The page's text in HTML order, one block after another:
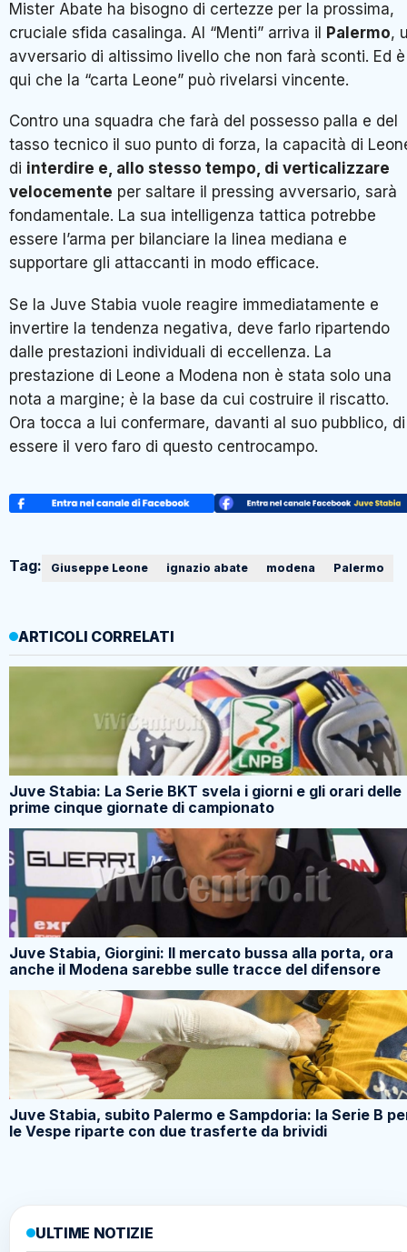
Mister Abate ha bisogno di certezze per la prossima,
cruciale sfida casalinga. Al “Menti” arriva il Palermo,
avversario di altissimo livello che non farà sconti. Ed è
qui che la “carta Leone” può rivelarsi vincente.
Contro una squadra che farà del possesso palla e del
tasso tecnico il suo punto di forza, la capacità di
di interdire e, allo stesso tempo, di verticalizzare
velocemente per saltare il pressing avversario, sarà
fondamentale. La sua intelligenza tattica potrebbe
essere l’arma per bilanciare la linea mediana e
supportare gli attaccanti in modo efficace.
Se la Juve Stabia vuole reagire immediatamente e
invertire la tendenza negativa, deve farlo ripartendo
dalle prestazioni individuali di eccellenza. La
prestazione di Leone a Modena non è stata solo una
nota a margine; è la base da cui costruire il riscatto.
Ora tocca a lui confermare, davanti al suo pubblico, di
essere il vero faro di questo centrocampo.
Tag: Giuseppe Leone ignazio abate modena Palermo
ARTICOLI CORRELATI
Juve Stabia: La Serie BKT svela i giorni e gli orari delle
prime cinque giornate di campionato
Juve Stabia, Giorgini: Il mercato bussa alla porta, ora
anche il Modena sarebbe sulle tracce del difensore
Juve Stabia, subito Palermo e Sampdoria: la Serie B
le Vespe riparte con due trasferte da brividi
ULTIME NOTIZIE